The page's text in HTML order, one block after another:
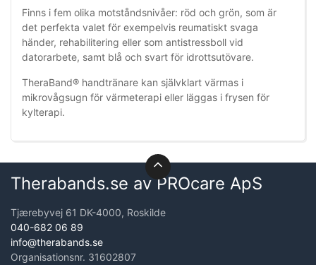
Finns i fem olika motståndsnivåer: röd och grön, som är
det perfekta valet för exempelvis reumatiskt svaga
händer, rehabilitering eller som antistressboll vid
datorarbete, samt blå och svart för idrottsutövare.
TheraBand® handtränare kan självklart värmas i
mikrovågsugn för värmeterapi eller läggas i frysen för
kylterapi.
Therabands.se av PROcare ApS
Tjærebyvej 61 DK-4000, Roskilde
040-682 06 89
info@therabands.se
Organisationsnr. 31602807